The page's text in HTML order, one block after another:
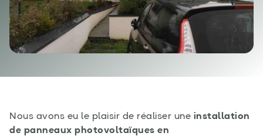
Nous avons eu le plaisir de réaliser une installation
de panneaux photovoltaïques en